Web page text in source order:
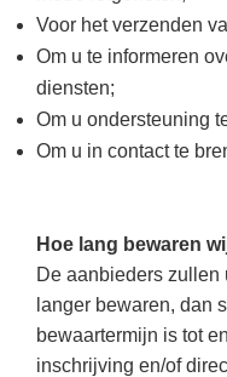
Voor het verzenden
Om u te informeren
diensten;
Om u ondersteuning
Om u in contact te
Hoe lang bewaren
De aanbieders
langer bewaren, dan
bewaartermijn is tot
inschrijving en/of